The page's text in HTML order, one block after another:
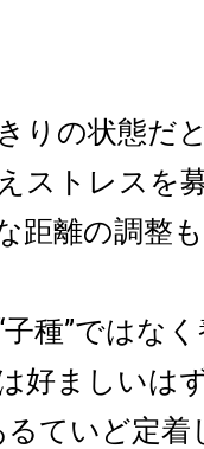
りの状態だ
ストレスを
距離の調整
種”ではな
好ましいは
ていど定着